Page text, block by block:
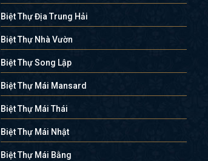
Biệt Thự Địa Trung Hải
Biệt Thự Nhà Vườn
Biệt Thự Song Lập
Biệt Thự Mái Mansard
Biệt Thự Mái Thái
Biệt Thự Mái Nhật
Biệt Thự Mái Bằng